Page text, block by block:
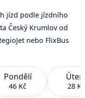
jízd podle jízdního
Český Krumlov od
nebo FlixBus
Pondělí
46 Kč 28 Kč